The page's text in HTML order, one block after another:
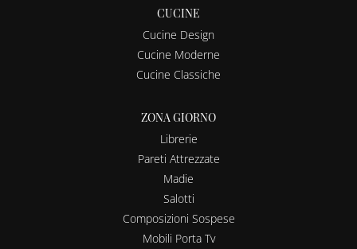
CUCINE
Cucine Design
Cucine Moderne
Cucine Classiche
ZONA GIORNO
Librerie
Pareti Attrezzate
Madie
Salotti
Composizioni Sospese
Mobili Porta Tv